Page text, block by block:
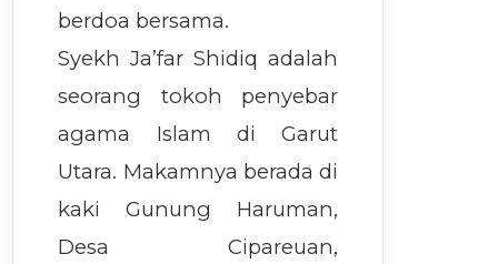
berdoa bersama.
Syekh Ja’far Shidiq adalah
seorang tokoh penyebar
agama Islam di Garut
Utara. Makamnya berada di
kaki Gunung Haruman,
Desa Cipareuan,